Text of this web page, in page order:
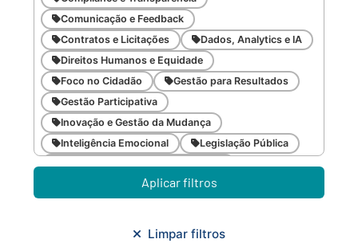
Comunicação e Feedback
Contratos e Licitações
Dados, Analytics e IA
Direitos Humanos e Equidade
Foco no Cidadão
Gestão para Resultados
Gestão Participativa
Inovação e Gestão da Mudança
Inteligência Emocional
Legislação Pública
Meio Ambiente e Sustentabilidade
Metodologias Ágeis
Orçamento e Finanças
Planejamento Urbano/Mobilidade
Aplicar filtros
Limpar filtros